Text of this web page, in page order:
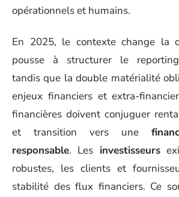
opérationnels et humains.
En 2025, le contexte change la
pousse à structurer le
tandis que la double matérialité
enjeux financiers et extra-
financières doivent conjuguer
et transition vers une
responsable. Les investisseurs
robustes, les clients et
stabilité des flux financiers. Ce